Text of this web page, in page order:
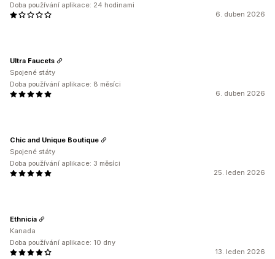
6. duben 2026
Doba používání aplikace: 24 hodinami
6. duben 2026
Ultra Faucets
Spojené státy
Doba používání aplikace: 8 měsíci
25. leden 2026
Chic and Unique Boutique
Spojené státy
Doba používání aplikace: 3 měsíci
13. leden 2026
Ethnicia
Kanada
Doba používání aplikace: 10 dny